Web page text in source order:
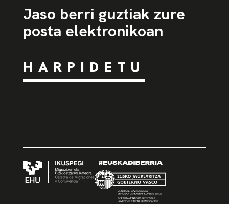
Jaso berri guztiak zure
posta elektronikoan
HARPIDETU